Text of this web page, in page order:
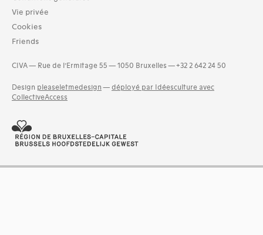
1987 (1)
1988 (2)
1989 (1)
Vie privée
Cookies
Friends
CIVA — Rue de l’Ermitage 55 — 1050 Bruxelles — +32 2 642 24 50
Design pleaseletmedesign — déployé par Idéesculture avec
CollectiveAccess